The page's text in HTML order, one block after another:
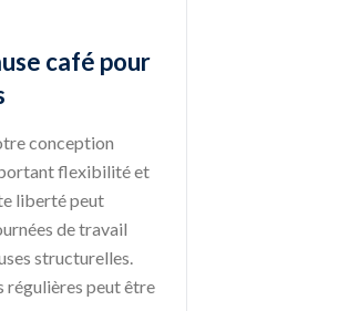
café pour
conception
flexibilité et
liberté peut
de travail
structurelles.
régulières peut être